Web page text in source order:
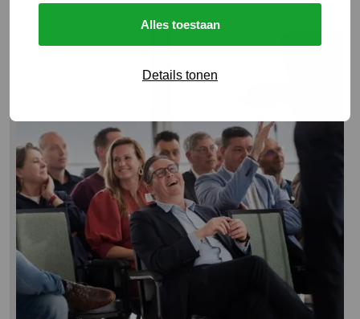
Alles toestaan
Details tonen
seminar
2026